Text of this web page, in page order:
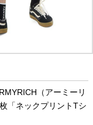
（アーミーリ
「ネックプリントTシ